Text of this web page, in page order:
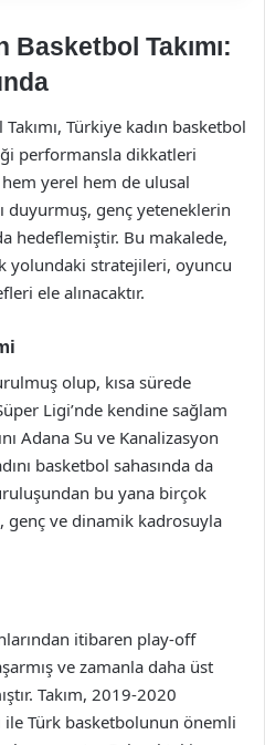
Basketbol Takımı:
Türkiye kadın basketbol
performansla dikkatleri
yerel hem de ulusal
duyurmuş, genç yeteneklerin
hedeflemiştir. Bu makalede,
yolundaki stratejileri, oyuncu
ele alınacaktır.
olup, kısa sürede
Ligi’nde kendine sağlam
Adana Su ve Kanalizasyon
basketbol sahasında da
bu yana birçok
genç ve dinamik kadrosuyla
itibaren play-off
ve zamanla daha üst
Takım, 2019-2020
ile Türk basketbolunun önemli